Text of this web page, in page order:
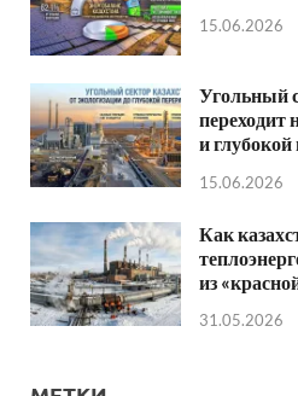
15.06.2026
Угольный
переходит
и
15.06.2026
Как
из
31.05.2026